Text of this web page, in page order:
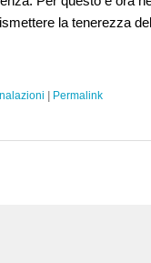
la tenerezza
Permalink